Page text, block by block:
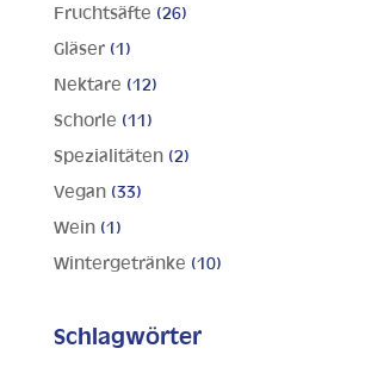
Fruchtsäfte (26)
Gläser (1)
Nektare (12)
Schorle (11)
Spezialitäten (2)
Vegan (33)
Wein (1)
Wintergetränke (10)
Schlagwörter